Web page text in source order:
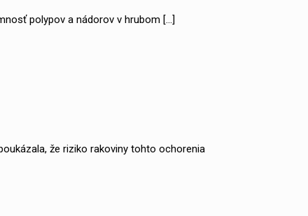
polypov a nádorov v hrubom […]
že riziko rakoviny tohto ochorenia